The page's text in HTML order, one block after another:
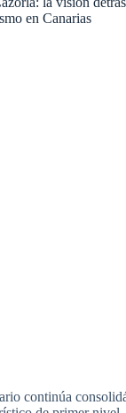
en Canarias
continúa